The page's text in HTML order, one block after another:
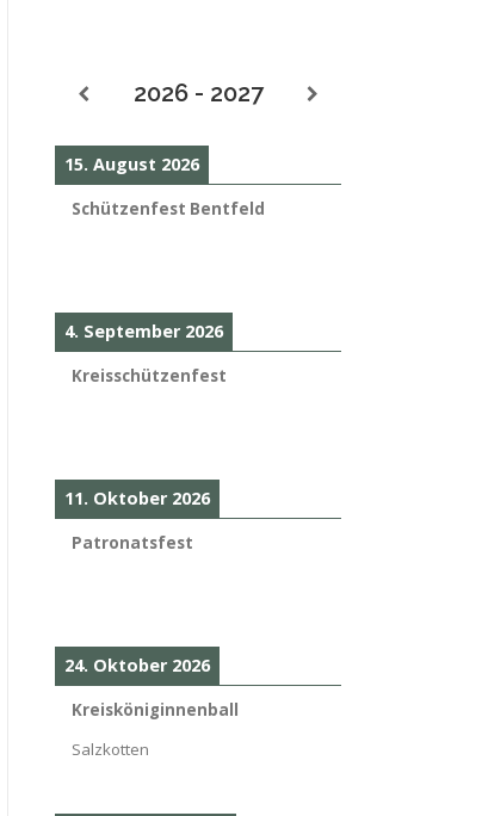
2026 - 2027
15. August 2026
Schützenfest Bentfeld
4. September 2026
Kreisschützenfest
11. Oktober 2026
Patronatsfest
24. Oktober 2026
Kreisköniginnenball
Salzkotten